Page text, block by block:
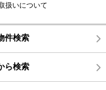
扱いについて
件検索
ら検索